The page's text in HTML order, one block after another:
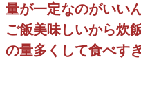
量が一定なのがいい
ご飯美味しいから炊
の量多くして食べす